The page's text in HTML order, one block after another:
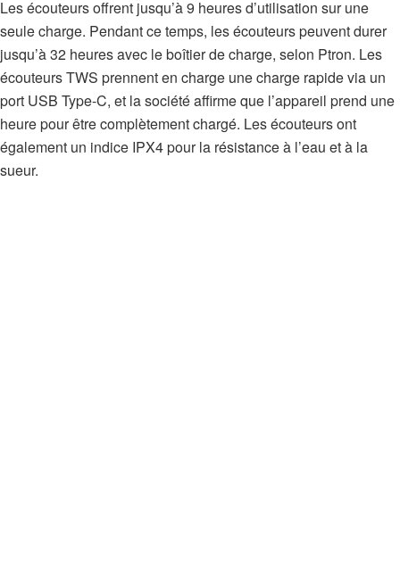
Les écouteurs offrent jusqu’à 9 heures d’utilisation sur une
seule charge. Pendant ce temps, les écouteurs peuvent durer
jusqu’à 32 heures avec le boîtier de charge, selon Ptron. Les
écouteurs TWS prennent en charge une charge rapide via un
port USB Type-C, et la société affirme que l’appareil prend une
heure pour être complètement chargé. Les écouteurs ont
également un indice IPX4 pour la résistance à l’eau et à la
sueur.